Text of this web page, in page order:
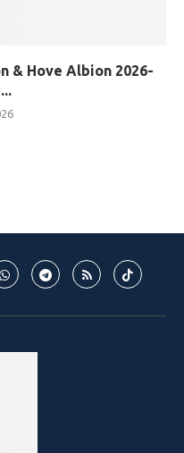
& Hove Albion 2026-